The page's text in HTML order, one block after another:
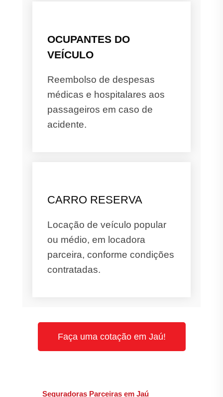
OCUPANTES DO
VEÍCULO
Reembolso de despesas
médicas e hospitalares aos
passageiros em caso de
acidente.
CARRO RESERVA
Locação de veículo popular
ou médio, em locadora
parceira, conforme condições
contratadas.
Faça uma cotação em Jaú!
Seguradoras Parceiras em Jaú